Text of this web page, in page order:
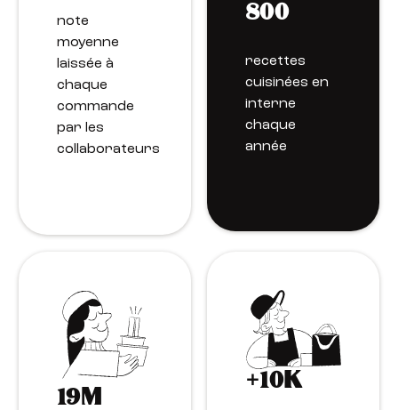
note
moyenne
laissée à
chaque
commande
par les
collaborateurs
800
recettes
cuisinées en
interne
chaque
année
19M
+10K